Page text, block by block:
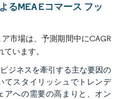
るMEA Eコマース フッ
市場は、予測期間中にCAGR
います。
ジネスを牽引する主な要因の
てスタイリッシュでトレンデ
アへの需要の高まりと、オン